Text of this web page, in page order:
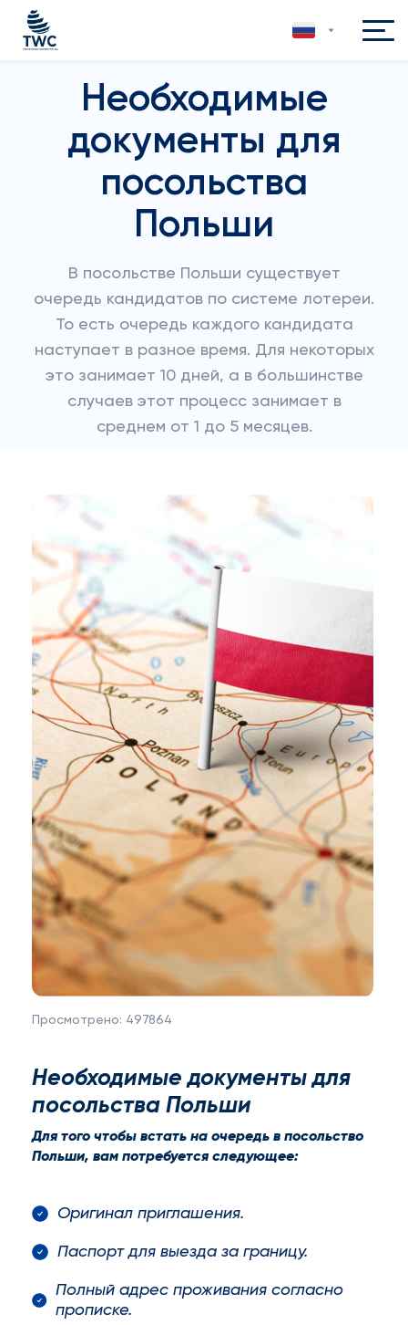
Необходимые
документы для
посольства
Польши
В посольстве Польши существует
очередь кандидатов по системе лотереи.
То есть очередь каждого кандидата
наступает в разное время. Для некоторых
это занимает 10 дней, а в большинстве
случаев этот процесс занимает в
среднем от 1 до 5 месяцев.
Просмотрено: 497864
Необходимые документы для
посольства Польши
Для того чтобы встать на очередь в посольство
Польши, вам потребуется следующее:
Оригинал приглашения.
Паспорт для выезда за границу.
Полный адрес проживания согласно
прописке.